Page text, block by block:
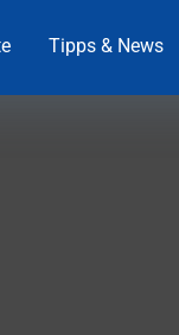
Tipps & News